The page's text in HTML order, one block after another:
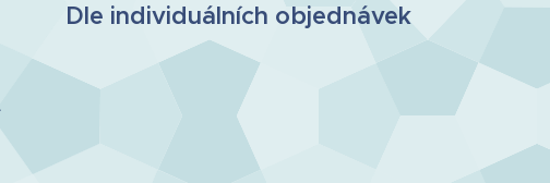
Dle individuálních objednávek